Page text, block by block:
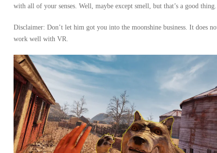
with all of your senses. Well, maybe except smell, but that’s a good thing.
Disclaimer: Don’t let him got you into the moonshine business. It does
work well with VR.